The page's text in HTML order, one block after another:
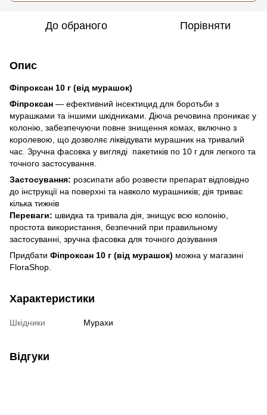
До обраного Порівняти
Опис
Фіпроксан 10 г (від мурашок)
Фіпроксан — ефективний інсектицид для боротьби з
мурашками та іншими шкідниками. Діюча речовина проникає у
колонію, забезпечуючи повне знищення комах, включно з
королевою, що дозволяє ліквідувати мурашник на тривалий
час. Зручна фасовка у вигляді пакетиків по 10 г для легкого та
точного застосування.
Застосування: розсипати або розвести препарат відповідно
до інструкції на поверхні та навколо мурашників; дія триває
кілька тижнів
Переваги: швидка та тривала дія, знищує всю колонію,
простота використання, безпечний при правильному
застосуванні, зручна фасовка для точного дозування
Придбати Фіпроксан 10 г (від мурашок) можна у магазині
FloraShop.
Характеристики
Шкідники Мурахи
Відгуки